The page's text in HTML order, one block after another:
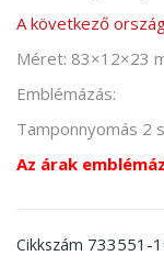
A következő
Méret: 83×12×23
Emblémázás:
Tamponnyomás 2
Az árak
Cikkszám 733551-